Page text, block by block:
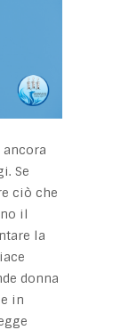
ancora
Se
ciò che
il
la
donna
in